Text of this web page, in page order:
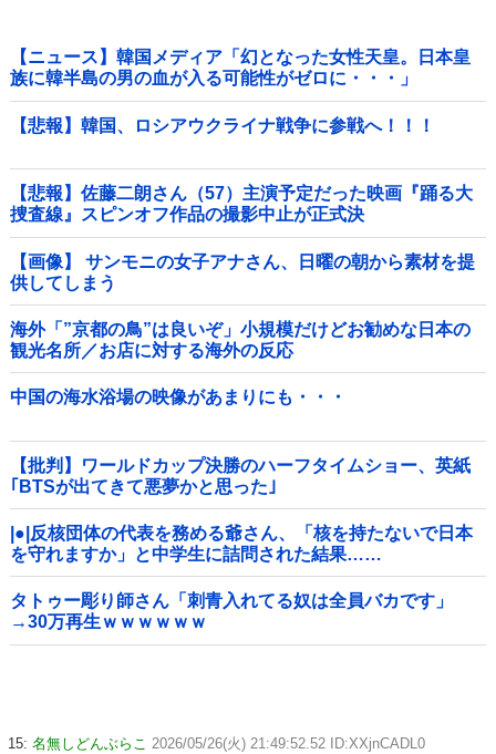
【ニュース】韓国メディア「幻となった女性天皇。日本皇
族に韓半島の男の血が入る可能性がゼロに・・・」
【悲報】韓国、ロシアウクライナ戦争に参戦へ！！！
【悲報】佐藤二朗さん（57）主演予定だった映画『踊る大
捜査線』スピンオフ作品の撮影中止が正式決
定・・・・・・・・・他
【画像】 サンモニの女子アナさん、日曜の朝から素材を提
供してしまう
海外「”京都の鳥”は良いぞ」小規模だけどお勧めな日本の
観光名所／お店に対する海外の反応
中国の海水浴場の映像があまりにも・・・
【批判】ワールドカップ決勝のハーフタイムショー、英紙
｢BTSが出てきて悪夢かと思った｣
|●|反核団体の代表を務める爺さん、「核を持たないで日本
を守れますか」と中学生に詰問された結果……
タトゥー彫り師さん「刺青入れてる奴は全員バカです」
→30万再生ｗｗｗｗｗｗ
15: 名無しどんぶらこ 2026/05/26(火) 21:49:52.52 ID:XXjnCADL0